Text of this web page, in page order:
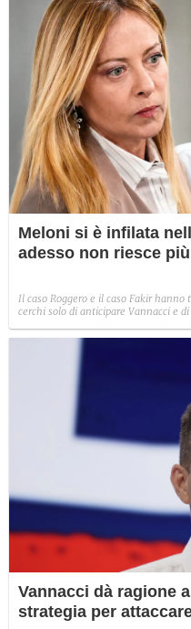
Meloni si è infilata
adesso non riesce
Il caso Roggero e il caso Fakir
cerchi solo di anticipare Vannacci e
Vannacci dà ragione
strategia per